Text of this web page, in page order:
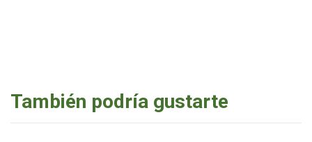
También podría gustarte